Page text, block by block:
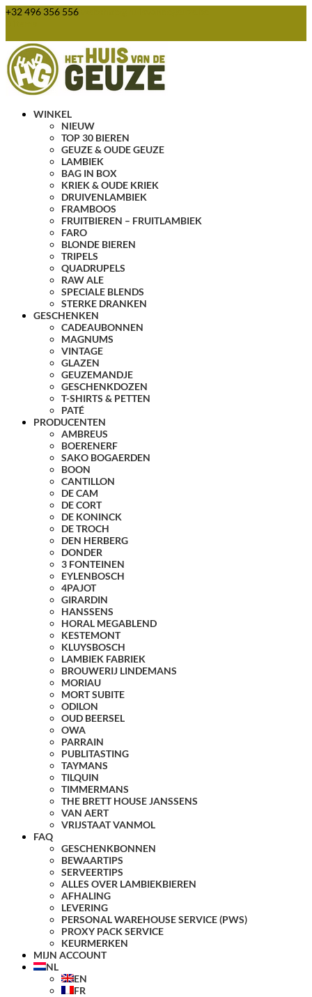
+32 496 356 556
WINKEL
NIEUW
TOP 30 BIEREN
GEUZE & OUDE GEUZE
LAMBIEK
BAG IN BOX
KRIEK & OUDE KRIEK
DRUIVENLAMBIEK
FRAMBOOS
FRUITBIEREN – FRUITLAMBIEK
FARO
BLONDE BIEREN
TRIPELS
QUADRUPELS
RAW ALE
SPECIALE BLENDS
STERKE DRANKEN
GESCHENKEN
CADEAUBONNEN
MAGNUMS
VINTAGE
GLAZEN
GEUZEMANDJE
GESCHENKDOZEN
T-SHIRTS & PETTEN
PATÉ
PRODUCENTEN
AMBREUS
BOERENERF
SAKO BOGAERDEN
BOON
CANTILLON
DE CAM
DE CORT
DE KONINCK
DE TROCH
DEN HERBERG
DONDER
3 FONTEINEN
EYLENBOSCH
4PAJOT
GIRARDIN
HANSSENS
HORAL MEGABLEND
KESTEMONT
KLUYSBOSCH
LAMBIEK FABRIEK
BROUWERIJ LINDEMANS
MORIAU
MORT SUBITE
ODILON
OUD BEERSEL
OWA
PARRAIN
PUBLITASTING
TAYMANS
TILQUIN
TIMMERMANS
THE BRETT HOUSE JANSSENS
VAN AERT
VRIJSTAAT VANMOL
FAQ
GESCHENKBONNEN
BEWAARTIPS
SERVEERTIPS
ALLES OVER LAMBIEKBIEREN
AFHALING
LEVERING
PERSONAL WAREHOUSE SERVICE (PWS)
PROXY PACK SERVICE
KEURMERKEN
MIJN ACCOUNT
NL
EN
FR